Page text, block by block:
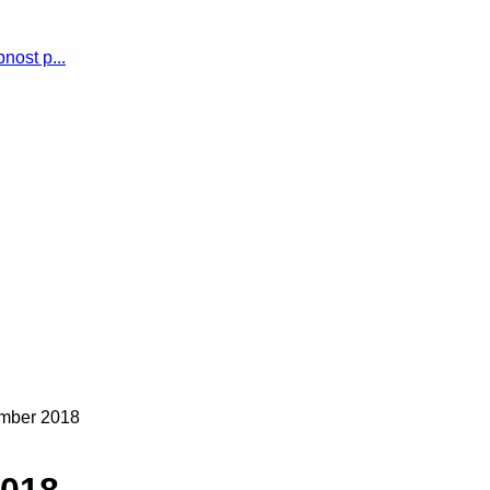
p...
2018